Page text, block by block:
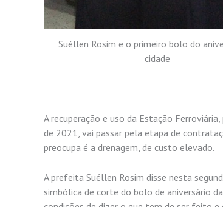
Suéllen Rosim e o primeiro bolo do
cidade
A recuperação e uso da Estação
de 2021, vai passar pela etapa de
preocupa é a drenagem, de custo elevado.
A prefeita Suéllen Rosim disse nesta
simbólica de corte do bolo de aniversário